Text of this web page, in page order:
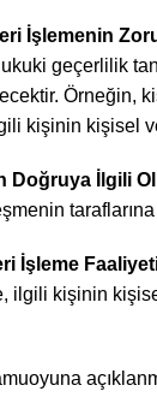
İşlemenin
geçerlilik
Örneğin,
kişinin kişisel
Doğruya İlgili
İşleme
ilgili kişinin